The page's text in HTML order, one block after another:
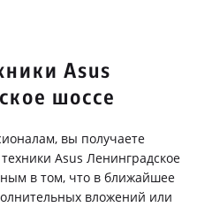
Asus
шоссе
вы получаете
Asus Ленинградское
в том, что в ближайшее
вложений или